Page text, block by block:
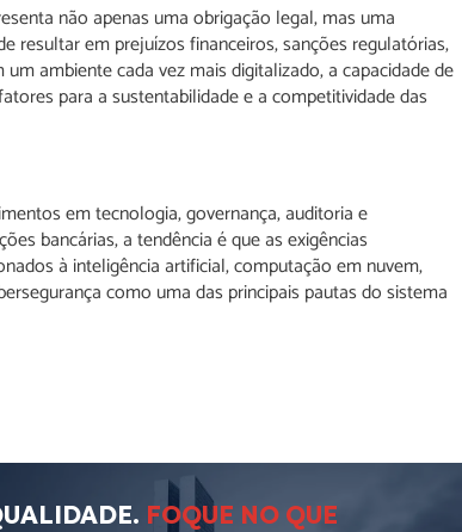
não apenas uma obrigação legal, mas uma
resultar em prejuízos financeiros, sanções regulatórias,
ambiente cada vez mais digitalizado, a capacidade de
para a sustentabilidade e a competitividade das
em tecnologia, governança, auditoria e
bancárias, a tendência é que as exigências
à inteligência artificial, computação em nuvem,
como uma das principais pautas do sistema
FOQUE NO QUE